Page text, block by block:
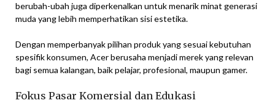
berubah-ubah juga diperkenalkan untuk menarik minat generasi
muda yang lebih memperhatikan sisi estetika.
Dengan memperbanyak pilihan produk yang sesuai kebutuhan
spesifik konsumen, Acer berusaha menjadi merek yang relevan
bagi semua kalangan, baik pelajar, profesional, maupun gamer.
Fokus Pasar Komersial dan Edukasi